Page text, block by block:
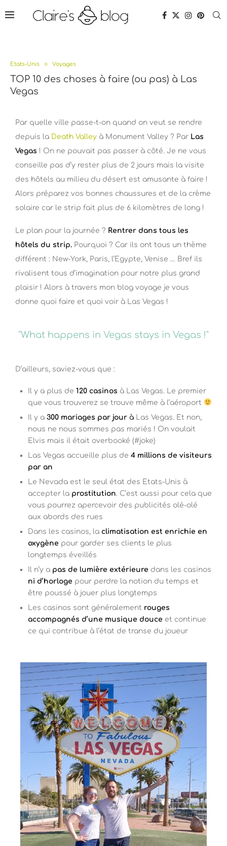
Etats-Unis Voyages
TOP 10 des choses à faire (ou pas) à Las
Vegas
Par quelle ville passe-t-on quand on veut se rendre
depuis la Death Valley à Monument Valley ? Par Las
Vegas ! On ne pouvait pas passer à côté. Je ne vous
conseille pas d’y rester plus de 2 jours mais la visite
des hôtels au milieu du désert est amusante à faire !
Alors préparez vos bonnes chaussures et de la crème
solaire car le strip fait plus de 6 kilomètres de long !
Le plan pour la journée ? Rentrer dans tous les
hôtels du strip. Pourquoi ? Car ils ont tous un thème
différent : New-York, Paris, l’Egypte, Venise … Bref ils
rivalisent tous d’imagination pour notre plus grand
plaisir ! Alors à travers mon blog voyage je vous
donne quoi faire et quoi voir à Las Vegas !
"What happens in Vegas stays in Vegas !"
D’ailleurs, saviez-vous que :
Il y a plus de 120 casinos à Las Vegas. Le premier
que vous trouverez se trouve même à l’aéroport
Il y a 300 mariages par jour à Las Vegas. Et non,
nous ne nous sommes pas mariés ! On voulait
Elvis mais il était overbooké (#joke)
Las Vegas accueille plus de 4 millions de visiteurs
par an
Le Nevada est le seul état des Etats-Unis à
accepter la prostitution. C’est aussi pour cela que
vous pourrez apercevoir des publicités olé-olé
aux abords des rues
Dans les casinos, la climatisation est enrichie en
oxygène pour garder ses clients le plus
longtemps éveillés
Il n’y a pas de lumière extérieure dans les casinos
ni d’horloge pour perdre la notion du temps et
être poussé à jouer plus longtemps
Les casinos sont généralement rouges
accompagnés d’une musique douce et continue
ce qui contribue à l’état de transe du joueur